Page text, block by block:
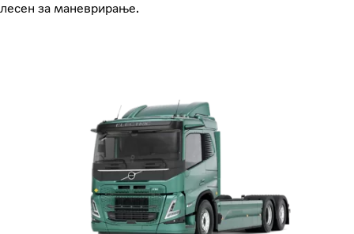
лесен за маневрирање.